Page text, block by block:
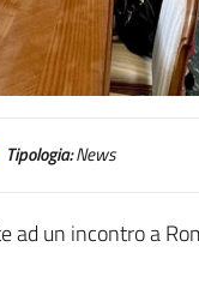
Tipologia:News
ad un incontro a